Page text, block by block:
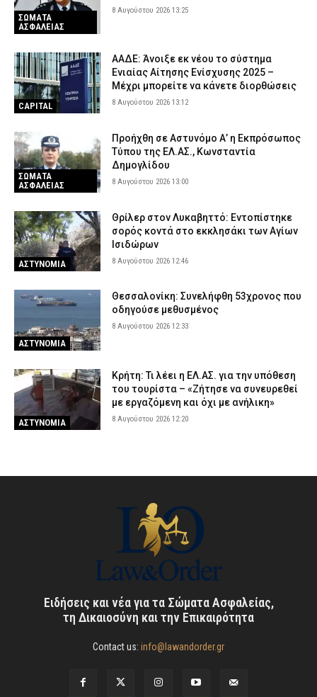
ΣΩΜΑΤΑ
ΑΣΦΑΛΕΙΑΣ
8 Αυγούστου 2026 13:25
CAPITAL
ΑΑΔΕ: Άνοιξε εκ νέου το σύστημα
Ενιαίας Αίτησης Ενίσχυσης 2025 –
Μέχρι μπορείτε να κάνετε διορθώσεις
8 Αυγούστου 2026 13:12
ΣΩΜΑΤΑ
ΑΣΦΑΛΕΙΑΣ
Προήχθη σε Αστυνόμο Α’ η Εκπρόσωπος
Τύπου της ΕΛ.ΑΣ., Κωνσταντία
Δημογλίδου
8 Αυγούστου 2026 13:00
ΑΣΤΥΝΟΜΙΑ
Θρίλερ στον Λυκαβηττό: Εντοπίστηκε
σορός κοντά στο εκκλησάκι των Αγίων
Ισιδώρων
8 Αυγούστου 2026 12:46
ΑΣΤΥΝΟΜΙΑ
Θεσσαλονίκη: Συνελήφθη 53χρονος που
οδηγούσε μεθυσμένος
8 Αυγούστου 2026 12:33
ΑΣΤΥΝΟΜΙΑ
Κρήτη: Τι λέει η ΕΛ.ΑΣ. για την υπόθεση
του τουρίστα – «Ζήτησε να συνευρεθεί
με εργαζόμενη και όχι με ανήλικη»
8 Αυγούστου 2026 12:20
Ειδήσεις και νέα για τα Σώματα Ασφαλείας,
τη Δικαιοσύνη και την Επικαιρότητα
Contact us: info@lawandorder.gr